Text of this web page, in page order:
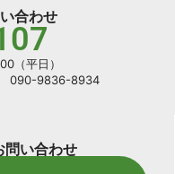
合わせ
（平日）
090-9836-8934
問い合わせ